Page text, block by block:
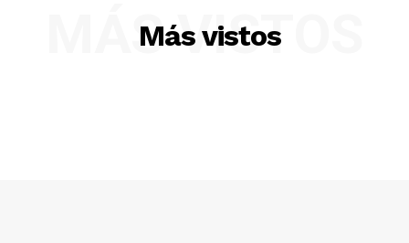
Más vistos
MÁS VISTOS